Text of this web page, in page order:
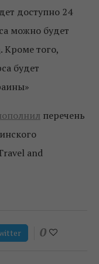
доступно 24
можно будет
. Кроме того,
будет
перечень
and
0